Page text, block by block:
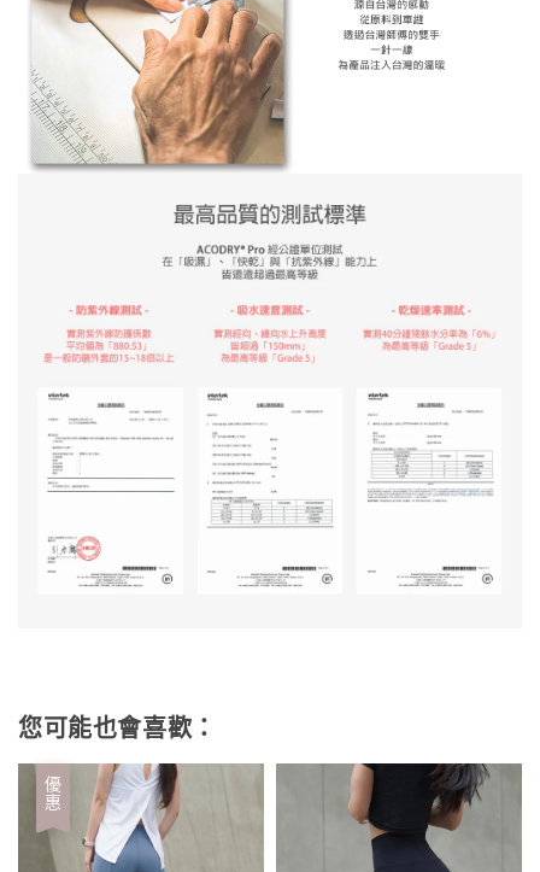
您可能也會喜歡：
優惠